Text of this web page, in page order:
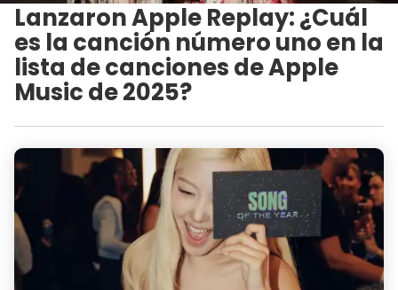
Lanzaron Apple Replay: ¿Cuál
es la canción número uno en la
lista de canciones de Apple
Music de 2025?